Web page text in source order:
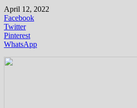
April 12, 2022
Facebook
Twitter
Pinterest
WhatsApp